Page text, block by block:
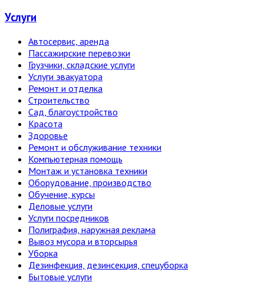
Услуги
Автосервис, аренда
Пассажирские перевозки
Грузчики, складские услуги
Услуги эвакуатора
Ремонт и отделка
Строительство
Сад, благоустройство
Красота
Здоровье
Ремонт и обслуживание техники
Компьютерная помощь
Монтаж и установка техники
Оборудование, производство
Обучение, курсы
Деловые услуги
Услуги посредников
Полиграфия, наружная реклама
Вывоз мусора и вторсырья
Уборка
Дезинфекция, дезинсекция, спецуборка
Бытовые услуги